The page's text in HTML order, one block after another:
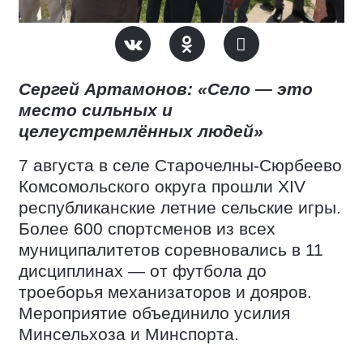
Сергей Артамонов: «Село — это
место сильных и
целеустремлённых людей»
7 августа в селе Старочелны-Сюрбеево
Комсомольского округа прошли XIV
республиканские летние сельские игры.
Более 600 спортсменов из всех
муниципалитетов соревновались в 11
дисциплинах — от футбола до
троеборья механизаторов и дояров.
Мероприятие объединило усилия
Минсельхоза и Минспорта.